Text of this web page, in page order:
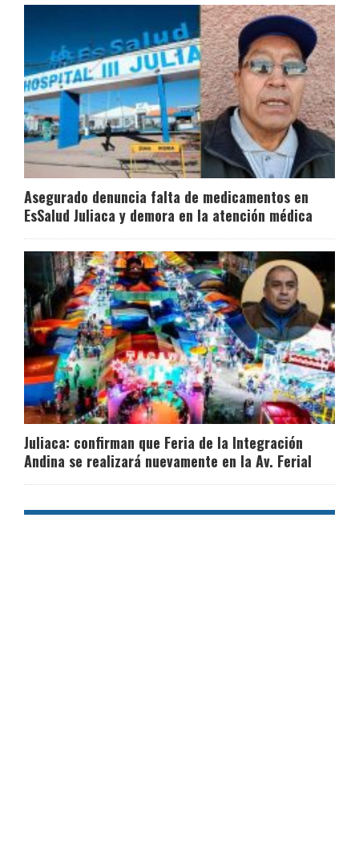
Asegurado denuncia falta de medicamentos en
EsSalud Juliaca y demora en la atención médica
Juliaca: confirman que Feria de la Integración
Andina se realizará nuevamente en la Av. Ferial